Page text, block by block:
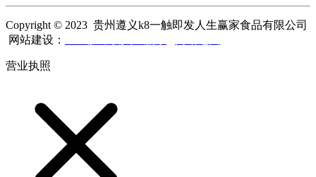
Copyright © 2023 贵州遵义k8一触即发人生赢家食品有限公司
网站建设：
营业执照